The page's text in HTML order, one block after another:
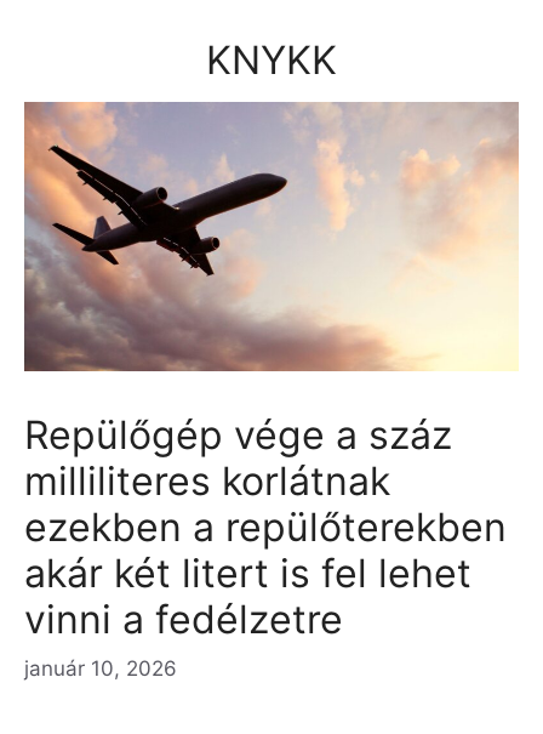
KNYKK
Repülőgép vége a száz
milliliteres korlátnak
ezekben a repülőterekben
akár két litert is fel lehet
vinni a fedélzetre
január 10, 2026